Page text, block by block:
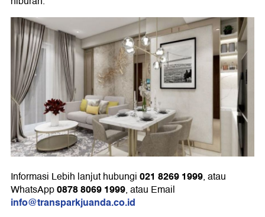
Informasi Lebih lanjut hubungi021 8269 1999, atau
WhatsApp0878 8069 1999, atau Email
info@transparkjuanda.co.id